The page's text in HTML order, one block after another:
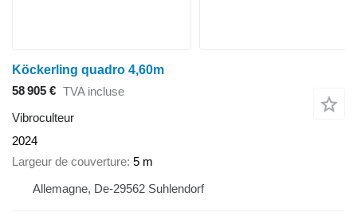
Köckerling quadro 4,60m
58 905 € TVA incluse
Vibroculteur
2024
Largeur de couverture 5 m
Allemagne, De-29562 Suhlendorf